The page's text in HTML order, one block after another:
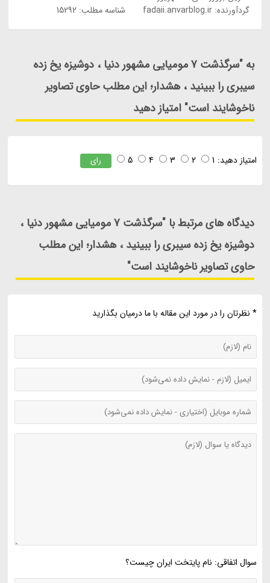
گردآورنده:fadaii.anvarblog.ir شناسه مطلب: 15292
به "سرگذشت 7 مومیایی مشهور دنیا ، دوشیزه یخ زده
سیبری را ببینید ، هشدار؛ این مطلب حاوی تصاویر
ناخوشایند است" امتیاز دهید
امتیاز دهید: 1
2
3
4
5 رای
دیدگاه های مرتبط با "سرگذشت 7 مومیایی مشهور دنیا ،
دوشیزه یخ زده سیبری را ببینید ، هشدار؛ این مطلب
حاوی تصاویر ناخوشایند است"
* نظرتان را در مورد این مقاله با ما درمیان بگذارید
سوال اتفاقی: نام پایتخت ایران چیست؟